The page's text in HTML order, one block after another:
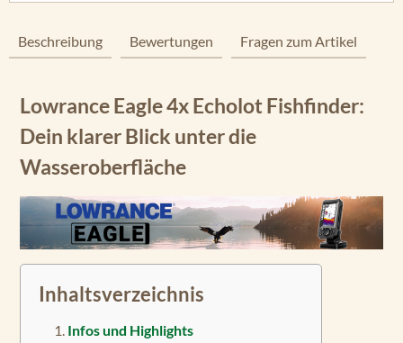
Beschreibung Bewertungen Fragen zum Artikel
Lowrance Eagle 4x Echolot Fishfinder:
Dein klarer Blick unter die
Wasseroberfläche
Inhaltsverzeichnis
Infos und Highlights